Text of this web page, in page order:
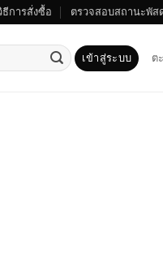
ธีการสั่งซื้อ ตรวจสอบสถานะพัส
เข้าสู่ระบบ ต